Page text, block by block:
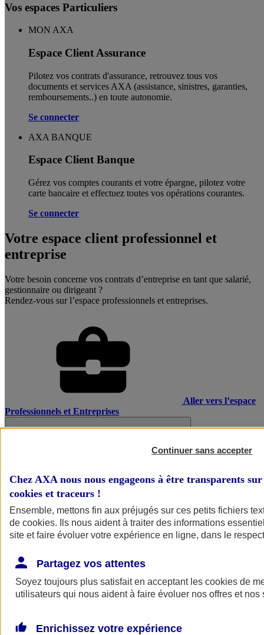
Vos espaces Particuliers
MON AXA
Espace Client Assurance
Pilotez vos contrats d'assurance, retrouvez tous vos
documents et services AXA (assistance, sinistres, garanties,
remboursements..) en toute autonomie. ​
Se connecter
AXA BANQUE
Espace Client Banque
Gérez vos comptes courants et votre épargne, pilotez votre
carte bancaire et effectuez toutes vos opérations courantes.
Se connecter
Votre espace client professionnel et
entreprise
Votre besoin concerne vos contrats d’entreprise en tant que salarié,
gestionnaire ou dirigeant ?
Rendez-vous sur l’espace professionnels et entreprises.
Aller vers l’espace
Professionnels et Entreprises
Continuer sans accepter
Chez AXA nous nous engageons à être transparents
cookies et traceurs !
Ensemble, mettons fin aux préjugés sur ces petits fichiers
de cookies. Ils nous aident à traiter des informations
site et faire évoluer votre expérience en ligne, dans le
Partagez vos attentes
Soyez toujours plus satisfait en acceptant les cookies de
utilisateurs qui nous aident à faire évoluer nos offres et nos
Enrichissez votre expérience